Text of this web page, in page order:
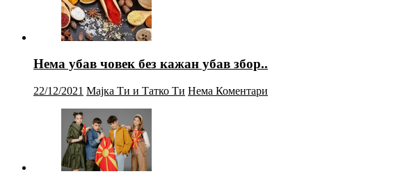
Нема убав човек без кажан убав збор..
22/12/2021 Мајка Ти и Татко Ти Нема Коментари